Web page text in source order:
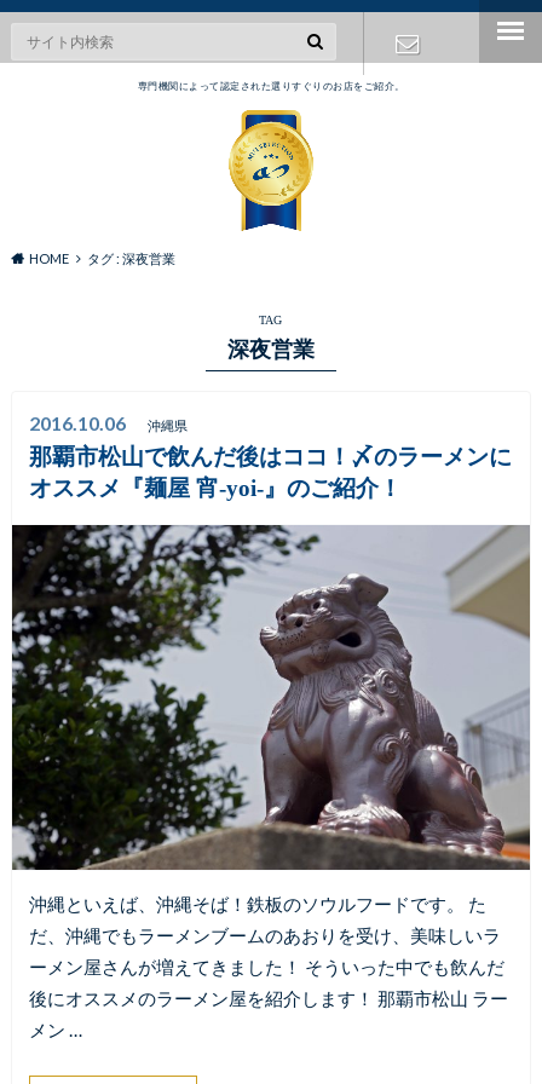
専門機関によって認定された選りすぐりのお店をご紹介。
HOME タグ : 深夜営業
TAG
深夜営業
2016.10.06 沖縄県
那覇市松山で飲んだ後はココ！〆のラーメンに
オススメ『麺屋 宵-yoi-』のご紹介！
沖縄といえば、沖縄そば！鉄板のソウルフードです。 た
だ、沖縄でもラーメンブームのあおりを受け、美味しいラ
ーメン屋さんが増えてきました！ そういった中でも飲んだ
後にオススメのラーメン屋を紹介します！ 那覇市松山 ラー
メン …